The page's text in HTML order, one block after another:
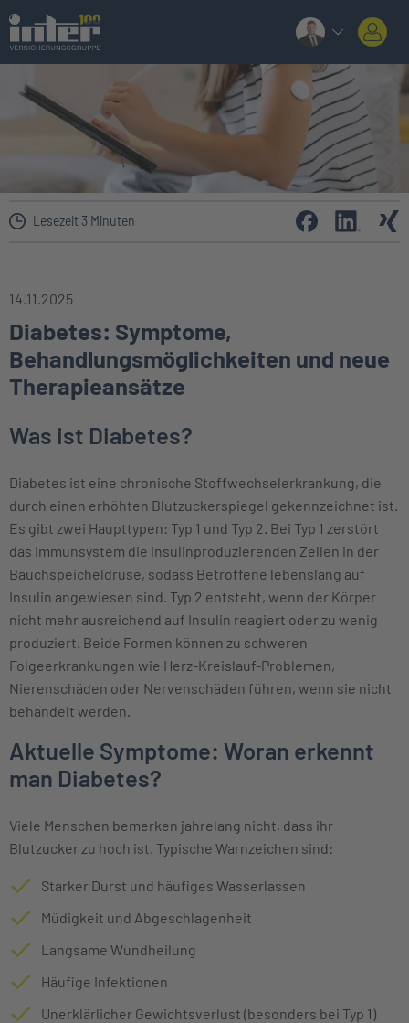
Lesezeit 3 Minuten
14.11.2025
Diabetes: Symptome,
Behandlungsmöglichkeiten und neue
Therapieansätze
Was ist Diabetes?
Diabetes ist eine chronische Stoffwechselerkrankung, die
durch einen erhöhten Blutzuckerspiegel gekennzeichnet ist.
Es gibt zwei Haupttypen: Typ 1 und Typ 2. Bei Typ 1 zerstört
das Immunsystem die insulinproduzierenden Zellen in der
Bauchspeicheldrüse, sodass Betroffene lebenslang auf
Insulin angewiesen sind. Typ 2 entsteht, wenn der Körper
nicht mehr ausreichend auf Insulin reagiert oder zu wenig
produziert. Beide Formen können zu schweren
Folgeerkrankungen wie Herz-Kreislauf-Problemen,
Nierenschäden oder Nervenschäden führen, wenn sie nicht
behandelt werden.
Aktuelle Symptome: Woran erkennt
man Diabetes?
Viele Menschen bemerken jahrelang nicht, dass ihr
Blutzucker zu hoch ist. Typische Warnzeichen sind:
Starker Durst und häufiges Wasserlassen
Müdigkeit und Abgeschlagenheit
Langsame Wundheilung
Häufige Infektionen
Unerklärlicher Gewichtsverlust (besonders bei Typ 1)